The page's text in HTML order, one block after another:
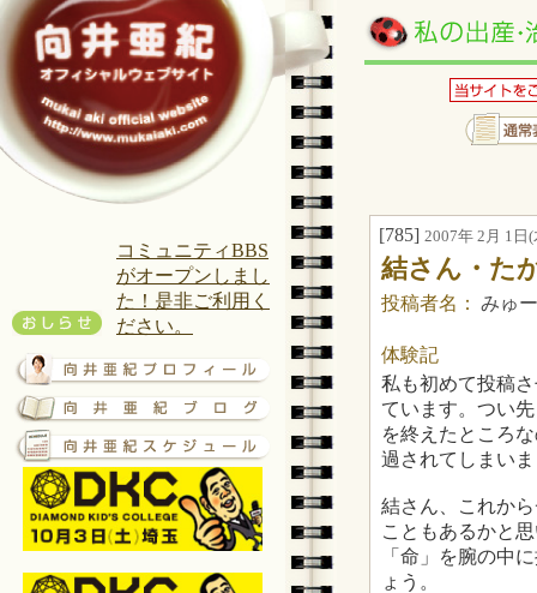
コミュニティBBS
がオープンしまし
た！是非ご利用く
ださい。
[785] 2007年 2月 1日
結さん・た
投稿者名： みゅー
体験記
私も初めて投稿
ています。つい
を終えたところ
過されてしまい
結さん、これか
こともあるかと
「命」を腕の中
ょう。